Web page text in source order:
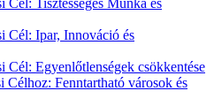
Cél: Tisztességes Munka és
Cél: Ipar, Innováció és
Cél: Egyenlőtlenségek csökkentése
Célhoz: Fenntartható városok és